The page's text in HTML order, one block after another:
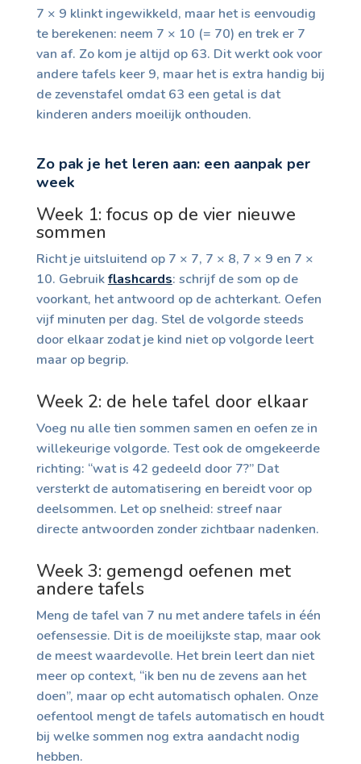
7 × 9 klinkt ingewikkeld, maar het is eenvoudig
te berekenen: neem 7 × 10 (= 70) en trek er 7
van af. Zo kom je altijd op 63. Dit werkt ook voor
andere tafels keer 9, maar het is extra handig bij
de zevenstafel omdat 63 een getal is dat
kinderen anders moeilijk onthouden.
Zo pak je het leren aan: een aanpak per
week
Week 1: focus op de vier nieuwe
sommen
Richt je uitsluitend op 7 × 7, 7 × 8, 7 × 9 en 7 ×
10. Gebruikflashcards: schrijf de som op de
voorkant, het antwoord op de achterkant. Oefen
vijf minuten per dag. Stel de volgorde steeds
door elkaar zodat je kind niet op volgorde leert
maar op begrip.
Week 2: de hele tafel door elkaar
Voeg nu alle tien sommen samen en oefen ze in
willekeurige volgorde. Test ook de omgekeerde
richting: “wat is 42 gedeeld door 7?” Dat
versterkt de automatisering en bereidt voor op
deelsommen. Let op snelheid: streef naar
directe antwoorden zonder zichtbaar nadenken.
Week 3: gemengd oefenen met
andere tafels
Meng de tafel van 7 nu met andere tafels in één
oefensessie. Dit is de moeilijkste stap, maar ook
de meest waardevolle. Het brein leert dan niet
meer op context, “ik ben nu de zevens aan het
doen”, maar op echt automatisch ophalen. Onze
oefentool mengt de tafels automatisch en houdt
bij welke sommen nog extra aandacht nodig
hebben.